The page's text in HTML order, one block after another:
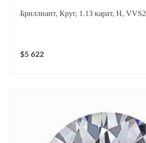
Бриллиант, Круг, 1.13 карат, H, VVS2
$5 622